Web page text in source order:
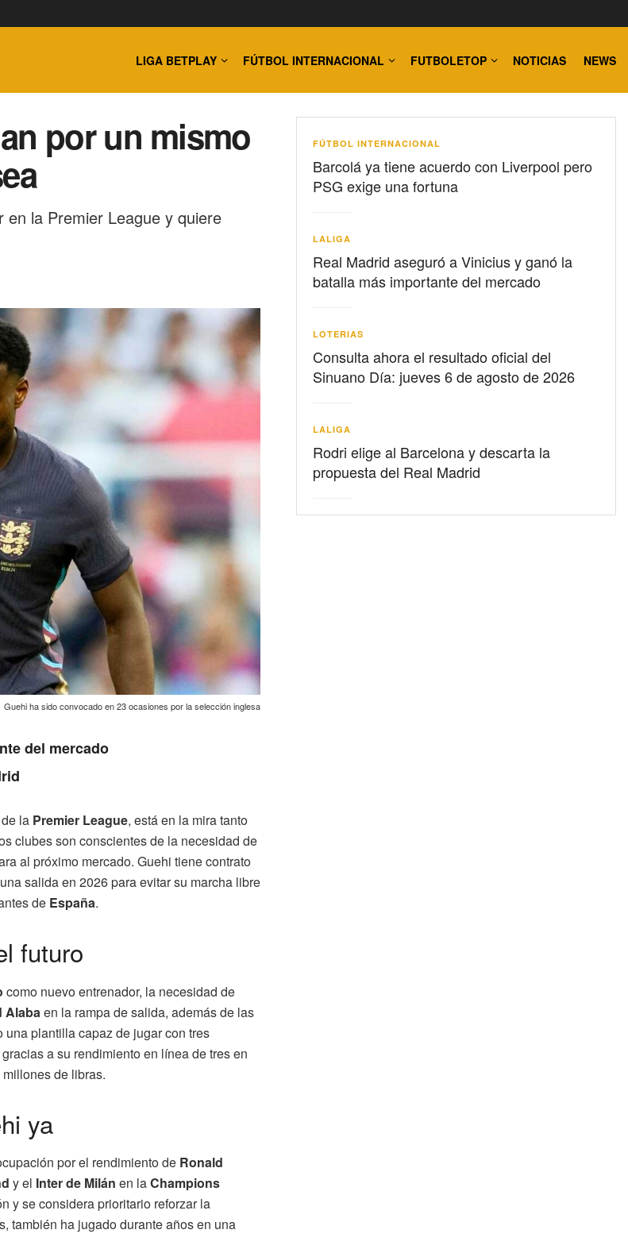
LIGA BETPLAY FÚTBOL INTERNACIONAL FUTBOLETOP NOTICIAS NEWS
por un mismo
la Premier League y quiere
Guehi ha sido convocado en 23 ocasiones por la selección inglesa
del mercado
la Premier League, está en la mira tanto
clubes son conscientes de la necesidad de
al próximo mercado. Guehi tiene contrato
salida en 2026 para evitar su marcha libre
de España.
futuro
como nuevo entrenador, la necesidad de
Alaba en la rampa de salida, además de las
plantilla capaz de jugar con tres
a su rendimiento en línea de tres en
de libras.
ya
por el rendimiento de Ronald
y el Inter de Milán en laChampions
y se considera prioritario reforzar la
también ha jugado durante años en una
FÚTBOL INTERNACIONAL
Barcolá ya tiene acuerdo con Liverpool pero
PSG exige una fortuna
LALIGA
Real Madrid aseguró a Vinicius y ganó la
batalla más importante del mercado
LOTERIAS
Consulta ahora el resultado oficial del
Sinuano Día: jueves 6 de agosto de 2026
LALIGA
Rodri elige al Barcelona y descarta la
propuesta del Real Madrid